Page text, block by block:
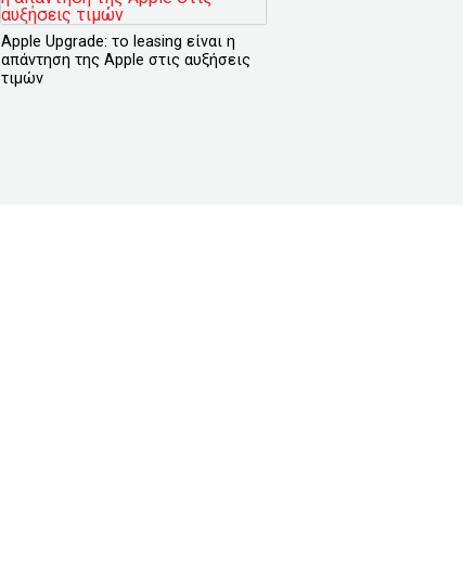
Apple Upgrade: το leasing είναι η
απάντηση της Apple στις αυξήσεις
τιμών